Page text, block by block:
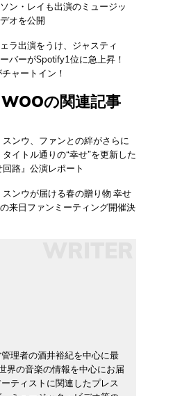
ン・レイも出演のミュージッ
オを公開
ラ出演をうけ、ジャスティ
バーがSpotify1位に急上昇！
ャートイン！
の関連記事
スンウ、ファンとの絆がさらに
イトル通りの“幸せ”を更新した
回路』公演レポート
スンウが届ける春の贈り物 幸せ
来日ファンミーティング開催決
理者の酒井裕紀を中心に最
界の音楽の情報を中心にお届
ティストに関連したプレス